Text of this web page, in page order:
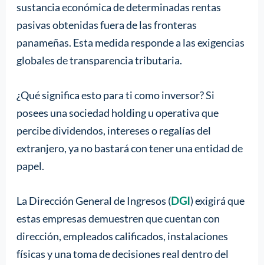
sustancia económica de determinadas rentas
pasivas obtenidas fuera de las fronteras
panameñas. Esta medida responde a las exigencias
globales de transparencia tributaria.
¿Qué significa esto para ti como inversor? Si
posees una sociedad holding u operativa que
percibe dividendos, intereses o regalías del
extranjero, ya no bastará con tener una entidad de
papel.
La Dirección General de Ingresos (DGI) exigirá que
estas empresas demuestren que cuentan con
dirección, empleados calificados, instalaciones
físicas y una toma de decisiones real dentro del